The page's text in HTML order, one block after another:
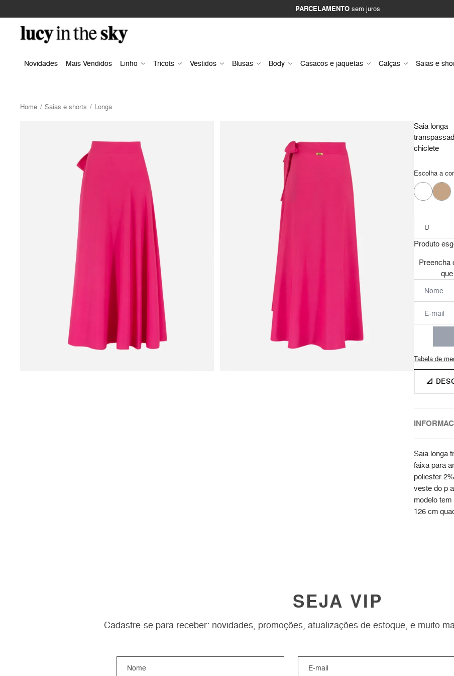
PARCELAMENTOsem juros
Novidades Mais Vendidos Linho Tricots Vestidos Blusas Body Casacos e jaquetas Calças Saias e
Home Saias e shorts Longa
Saia longa
chiclete
Escolha a
Produto
Preencha
Tabela de
📐
Saia longa
faixa para
poliester
veste do p
modelo
126 cm
SEJA VIP
Cadastre-se para receber: novidades, promoções, atualizações de estoque, e muito